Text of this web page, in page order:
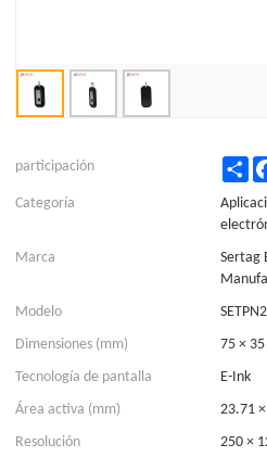
participación
Categoría
Marca
Sertag
Modelo
Dimensiones (mm)
75 ×
Tecnología de pantalla
E-Ink
Área activa (mm)
23.71
Resolución
250 ×